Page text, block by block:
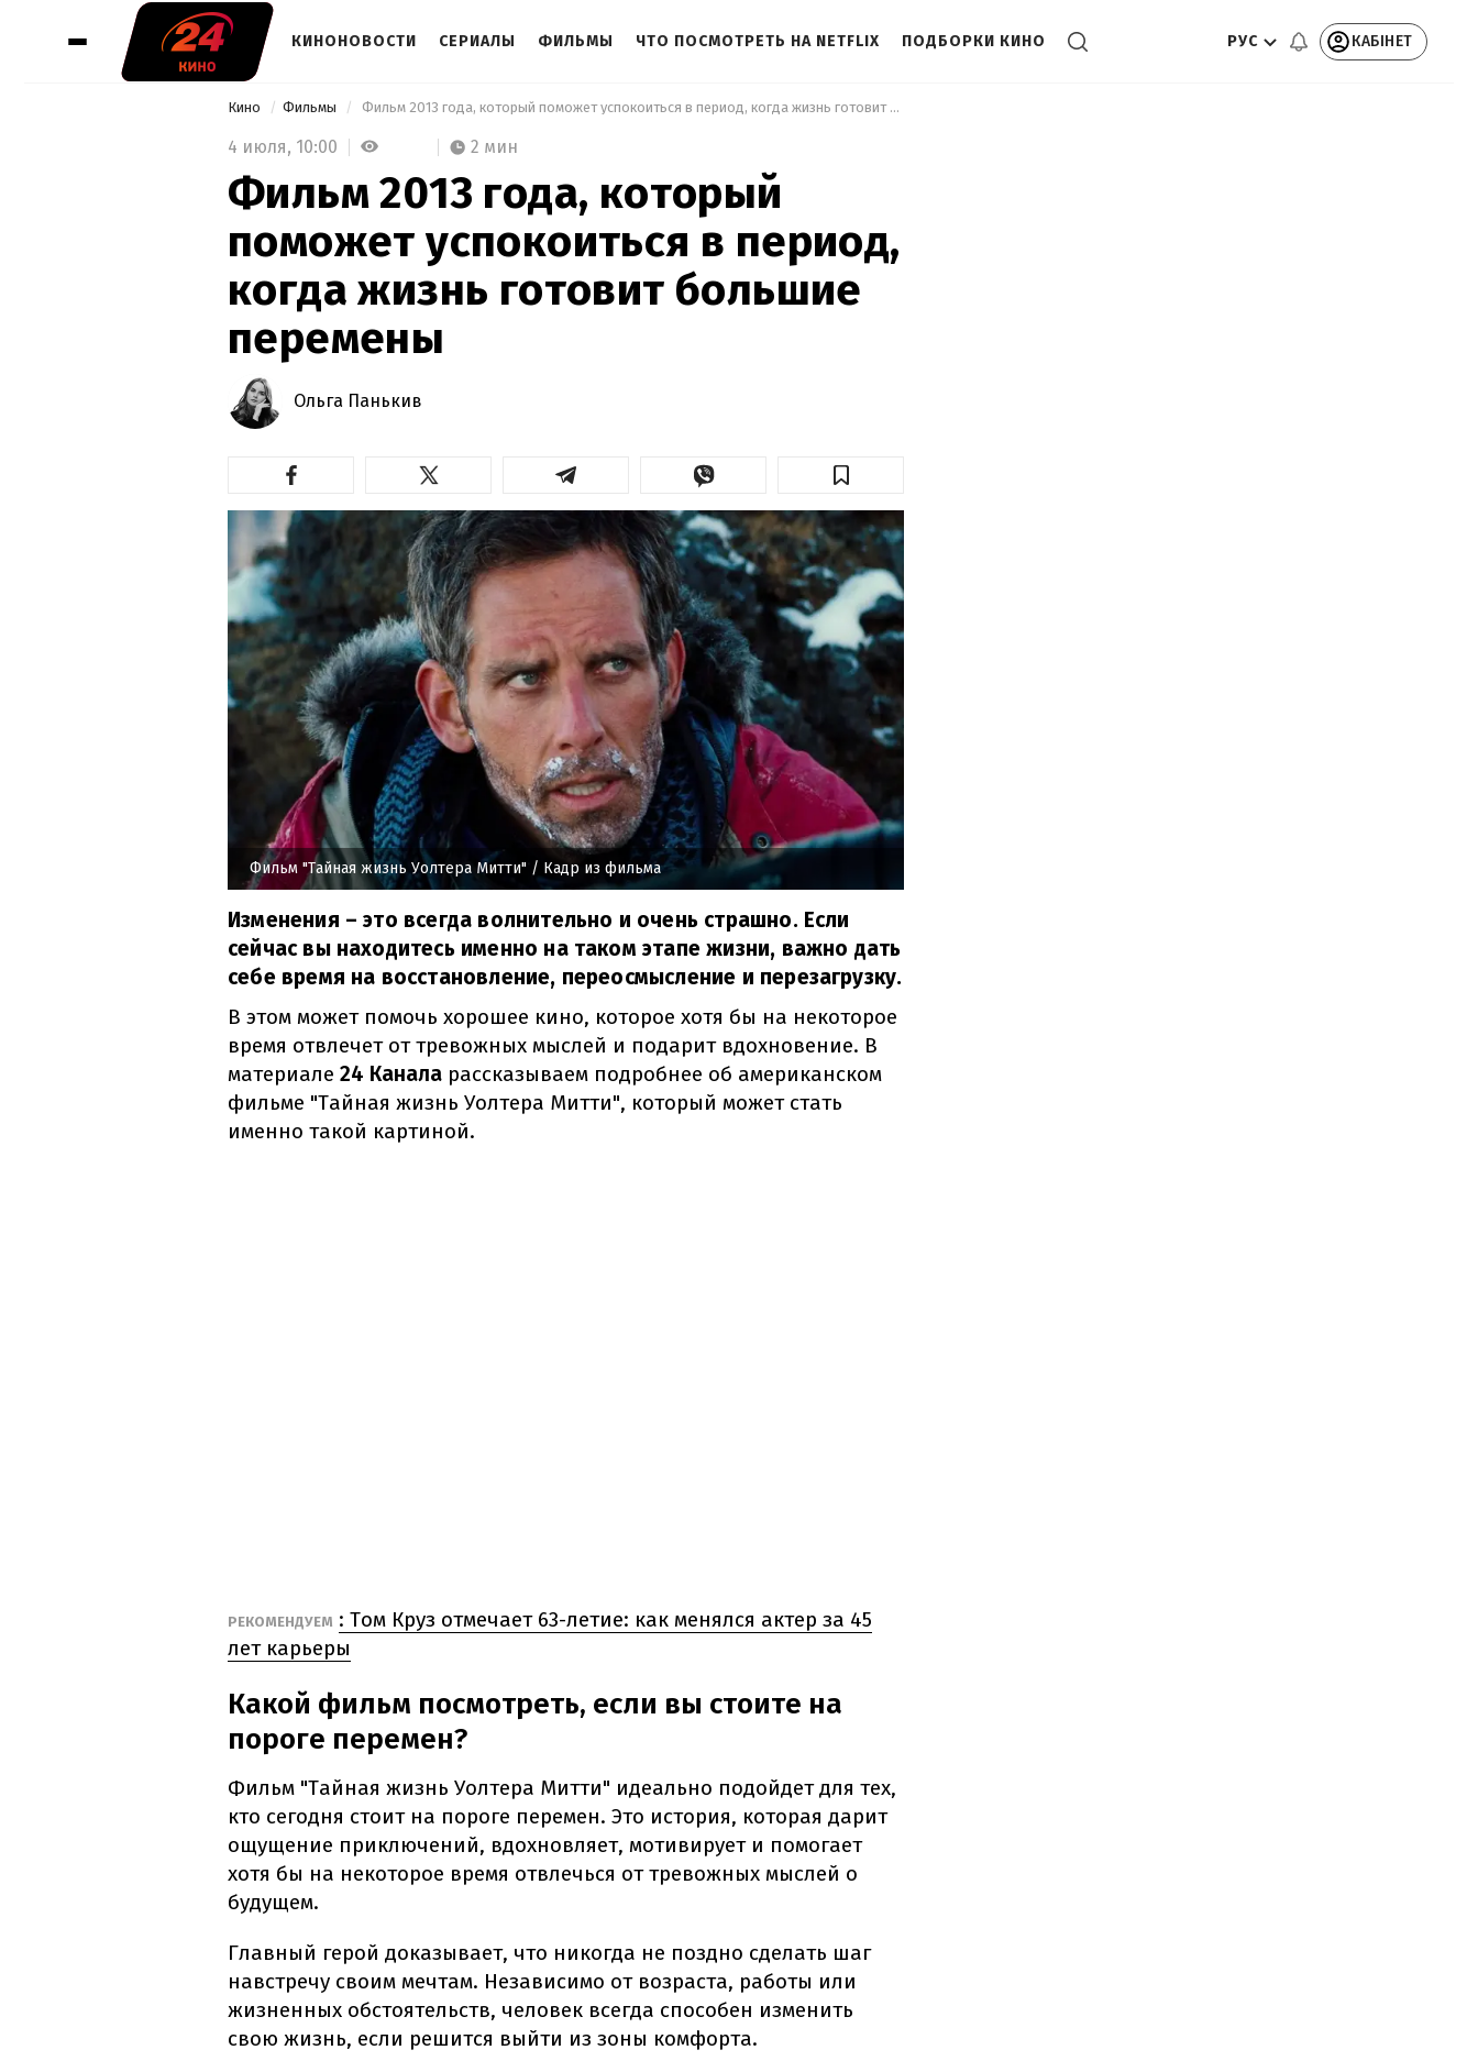
КИНОНОВОСТИ СЕРИАЛЫ ФИЛЬМЫ ЧТО ПОСМОТРЕТЬ НА NETFLIX ПОДБОРКИ КИНО РУС КАБІНЕТ
Кино Фильмы Фильм 2013 года, который поможет успокоиться в период, когда жизнь готовит большие перемены
4 июля, 10:00 2 мин
Фильм 2013 года, который
поможет успокоиться в период,
когда жизнь готовит большие
перемены
Ольга Панькив
Фильм "Тайная жизнь Уолтера Митти" / Кадр из фильма
Изменения – это всегда волнительно и очень страшно. Если
сейчас вы находитесь именно на таком этапе жизни, важно дать
себе время на восстановление, переосмысление и перезагрузку.
В этом может помочь хорошее кино, которое хотя бы на некоторое
время отвлечет от тревожных мыслей и подарит вдохновение. В
материале 24 Канала рассказываем подробнее об американском
фильме "Тайная жизнь Уолтера Митти", который может стать
именно такой картиной.
РЕКОМЕНДУЕМ : Том Круз отмечает 63-летие: как менялся актер за 45
лет карьеры
Какой фильм посмотреть, если вы стоите на
пороге перемен?
Фильм "Тайная жизнь Уолтера Митти" идеально подойдет для тех,
кто сегодня стоит на пороге перемен. Это история, которая дарит
ощущение приключений, вдохновляет, мотивирует и помогает
хотя бы на некоторое время отвлечься от тревожных мыслей о
будущем.
Главный герой доказывает, что никогда не поздно сделать шаг
навстречу своим мечтам. Независимо от возраста, работы или
жизненных обстоятельств, человек всегда способен изменить
свою жизнь, если решится выйти из зоны комфорта.